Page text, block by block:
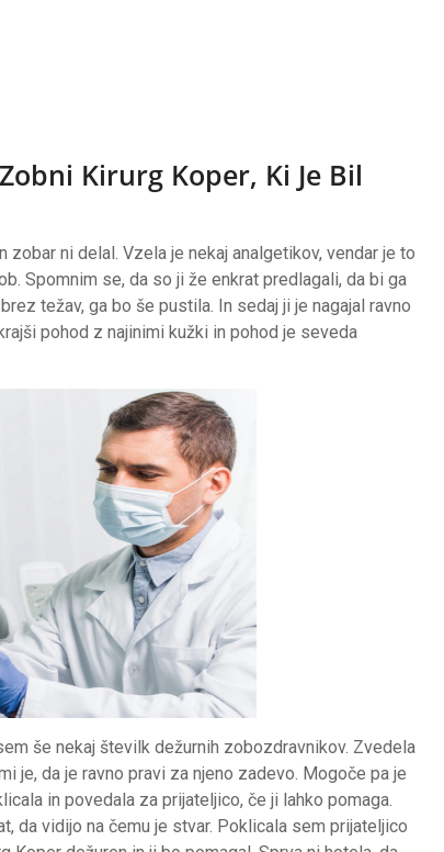
Kirurg Koper, Ki Je Bil
ni delal. Vzela je nekaj analgetikov, vendar je to
Spomnim se, da so ji že enkrat predlagali, da bi ga
težav, ga bo še pustila. In sedaj ji je nagajal ravno
pohod z najinimi kužki in pohod je seveda
še nekaj številk dežurnih zobozdravnikov. Zvedela
je, da je ravno pravi za njeno zadevo. Mogoče pa je
in povedala za prijateljico, če ji lahko pomaga.
da vidijo na čemu je stvar. Poklicala sem prijateljico